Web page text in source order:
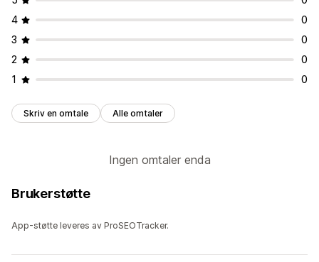
4
0
3
0
2
0
1
0
Skriv en omtale Alle omtaler
Ingen omtaler enda
Brukerstøtte
App-støtte leveres av ProSEOTracker.